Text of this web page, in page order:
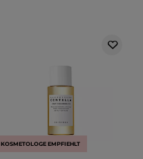
KOSMETOLOGE EMPFIEHLT